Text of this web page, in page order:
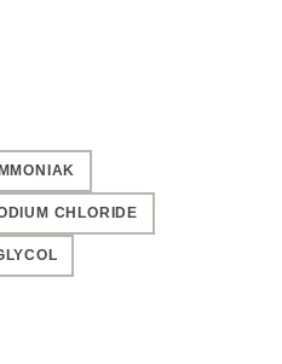
CHLORIDE